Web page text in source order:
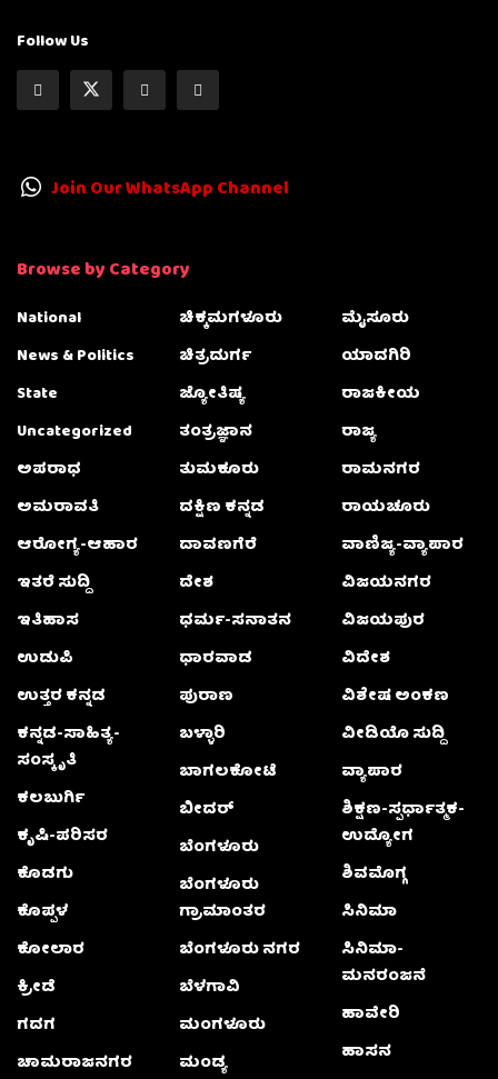
Follow Us
Join Our WhatsApp Channel
Browse by Category
National
News & Politics
State
Uncategorized
ಅಪರಾಧ
ಅಮರಾವತಿ
ಆರೋಗ್ಯ-ಆಹಾರ
ಇತರೆ ಸುದ್ದಿ
ಇತಿಹಾಸ
ಉಡುಪಿ
ಉತ್ತರ ಕನ್ನಡ
ಕನ್ನಡ-ಸಾಹಿತ್ಯ-
ಸಂಸ್ಕೃತಿ
ಕಲಬುರ್ಗಿ
ಕೃಷಿ-ಪರಿಸರ
ಕೊಡಗು
ಕೊಪ್ಪಳ
ಕೋಲಾರ
ಕ್ರೀಡೆ
ಗದಗ
ಚಾಮರಾಜನಗರ
ಚಿಕ್ಕಮಗಳೂರು
ಚಿತ್ರದುರ್ಗ
ಜ್ಯೋತಿಷ್ಯ
ತಂತ್ರಜ್ಞಾನ
ತುಮಕೂರು
ದಕ್ಷಿಣ ಕನ್ನಡ
ದಾವಣಗೆರೆ
ದೇಶ
ಧರ್ಮ-ಸನಾತನ
ಧಾರವಾಡ
ಪುರಾಣ
ಬಳ್ಳಾರಿ
ಬಾಗಲಕೋಟೆ
ಬೀದರ್
ಬೆಂಗಳೂರು
ಬೆಂಗಳೂರು
ಗ್ರಾಮಾಂತರ
ಬೆಂಗಳೂರು ನಗರ
ಬೆಳಗಾವಿ
ಮಂಗಳೂರು
ಮಂಡ್ಯ
ಮೈಸೂರು
ಯಾದಗಿರಿ
ರಾಜಕೀಯ
ರಾಜ್ಯ
ರಾಮನಗರ
ರಾಯಚೂರು
ವಾಣಿಜ್ಯ-ವ್ಯಾಪಾರ
ವಿಜಯನಗರ
ವಿಜಯಪುರ
ವಿದೇಶ
ವಿಶೇಷ ಅಂಕಣ
ವೀಡಿಯೊ ಸುದ್ದಿ
ವ್ಯಾಪಾರ
ಶಿಕ್ಷಣ-ಸ್ಪರ್ಧಾತ್ಮಕ-
ಉದ್ಯೋಗ
ಶಿವಮೊಗ್ಗ
ಸಿನಿಮಾ
ಸಿನಿಮಾ-
ಮನರಂಜನೆ
ಹಾವೇರಿ
ಹಾಸನ